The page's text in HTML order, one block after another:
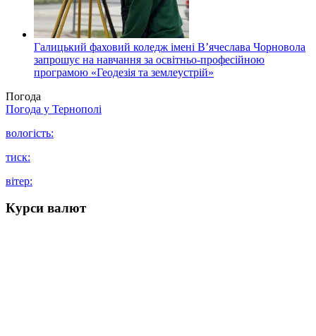
Галицький фаховий коледж імені В’ячеслава Чорновола
запрошує на навчання за освітньо-професійною
програмою «Геодезія та землеустрій»
Погода
Погода у Тернополі
вологість:
тиск:
вітер:
Курси валют